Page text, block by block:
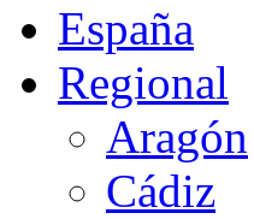
España
Regional
Aragón
Cádiz